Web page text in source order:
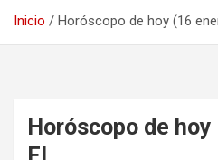
Inicio Horóscopo de hoy (16
Horóscopo de